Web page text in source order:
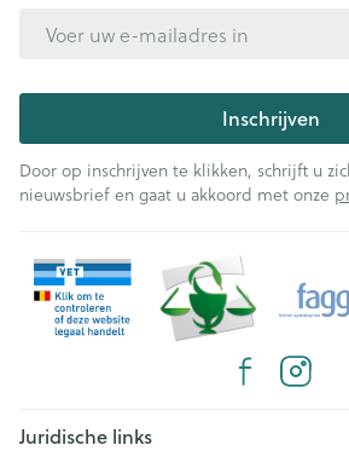
Inschrijven
Door op inschrijven te klikken, schrijft u
nieuwsbrief en gaat u akkoord met onze
Juridische links